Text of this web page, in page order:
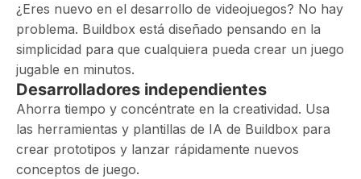
¿Eres nuevo en el desarrollo de videojuegos? No hay
problema. Buildbox está diseñado pensando en la
simplicidad para que cualquiera pueda crear un juego
jugable en minutos.
Desarrolladores independientes
Ahorra tiempo y concéntrate en la creatividad. Usa
las herramientas y plantillas de IA de Buildbox para
crear prototipos y lanzar rápidamente nuevos
conceptos de juego.